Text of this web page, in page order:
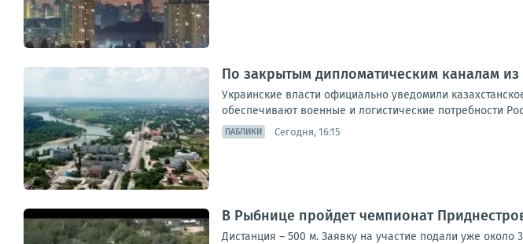
По закрытым дипломатическим каналам
Украинские власти официально уведомили
обеспечивают военные и логистические потребности
ПАБЛИКИ Сегодня, 16:15
В Рыбнице пройдет чемпионат
Дистанция – 500 м. Заявку на участие подали уже